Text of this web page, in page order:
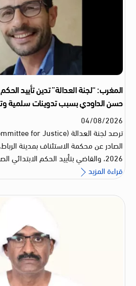
المغرب: “لجنة العدالة” تدين تأييد
حسن الداودي بسبب تدوينات سلمية
04/08/2026
2026، والقاضي بتأييد الحكم الابتدائي الصادر […]
قراءة المزيد